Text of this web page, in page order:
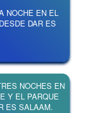
NOCHE EN EL
DAR ES
NOCHES EN
Y EL PARQUE
ES SALAAM.